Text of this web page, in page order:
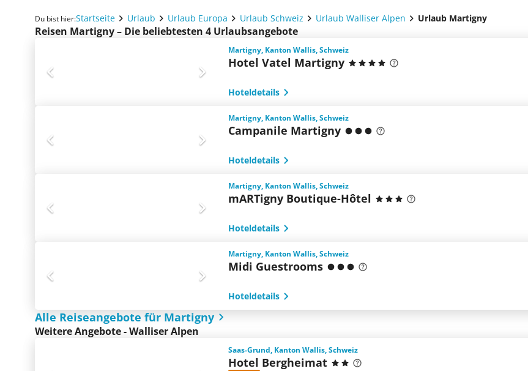
Du bist hier:Startseite Urlaub Urlaub Europa Urlaub Schweiz Urlaub Walliser Alpen Urlaub Martigny
Reisen Martigny – Die beliebtesten 4 Urlaubsangebote
Martigny, Kanton Wallis, Schweiz
Hotel Vatel Martigny
Hoteldetails
Martigny, Kanton Wallis, Schweiz
Campanile Martigny
Hoteldetails
Martigny, Kanton Wallis, Schweiz
mARTigny Boutique-Hôtel
Hoteldetails
Martigny, Kanton Wallis, Schweiz
Midi Guestrooms
Hoteldetails
Alle Reiseangebote für Martigny
Weitere Angebote - Walliser Alpen
Saas-Grund, Kanton Wallis, Schweiz
Hotel Bergheimat